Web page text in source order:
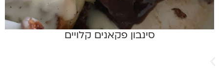
סינבון פקאנים קלויים